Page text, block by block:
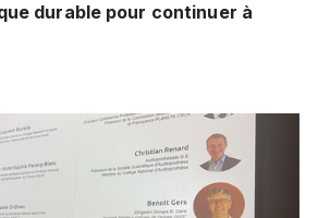
durable pour continuer à